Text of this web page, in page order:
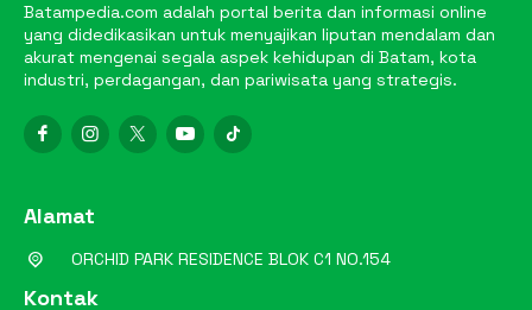
Batampedia.com adalah portal berita dan informasi online
yang didedikasikan untuk menyajikan liputan mendalam dan
akurat mengenai segala aspek kehidupan di Batam, kota
industri, perdagangan, dan pariwisata yang strategis.
Alamat
ORCHID PARK RESIDENCE BLOK C1 NO.154
Kontak